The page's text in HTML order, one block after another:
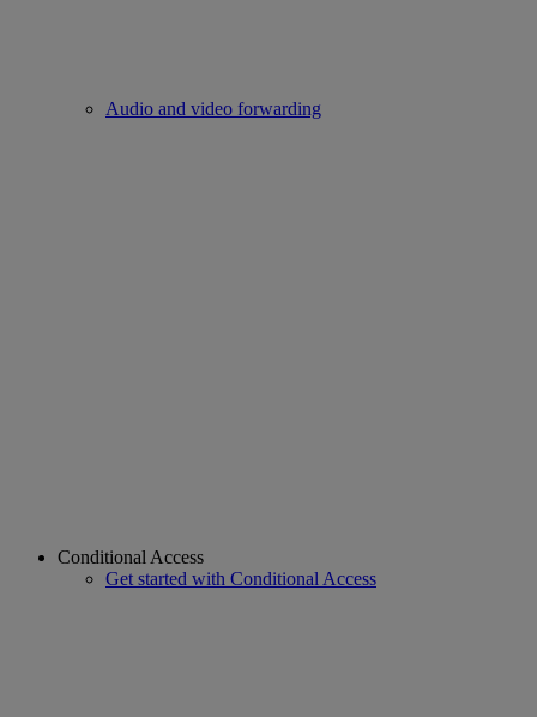
Audio and video forwarding
Conditional Access
Get started with Conditional Access